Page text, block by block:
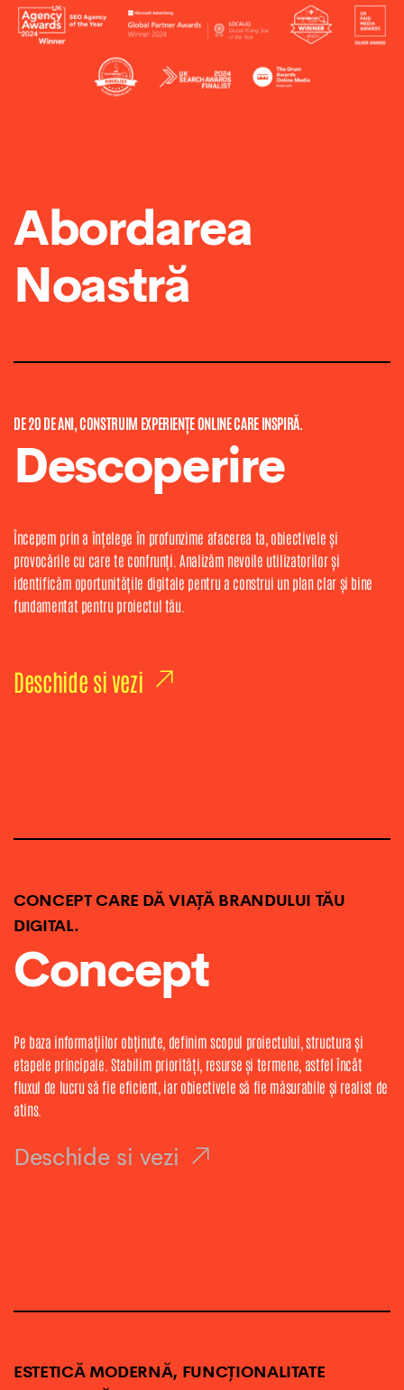
Abordarea
Noastră
DE 20 DE ANI, CONSTRUIM EXPERIENȚE ONLINE CARE INSPIRĂ.
Descoperire
Începem prin a înțelege în profunzime afacerea ta, obiectivele și
provocările cu care te confrunți. Analizăm nevoile utilizatorilor și
identificăm oportunitățile digitale pentru a construi un plan clar și bine
fundamentat pentru proiectul tău.
Deschide si vezi
CONCEPT CARE DĂ VIAȚĂ BRANDULUI TĂU
DIGITAL.
Concept
Pe baza informațiilor obținute, definim scopul proiectului, structura și
etapele principale. Stabilim priorități, resurse și termene, astfel încât
fluxul de lucru să fie eficient, iar obiectivele să fie măsurabile și realist de
atins.
Deschide si vezi
ESTETICĂ MODERNĂ, FUNCȚIONALITATE